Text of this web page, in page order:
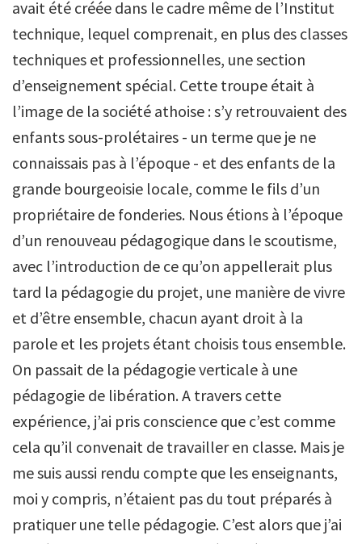
avait été créée dans le cadre même de l’Institut
technique, lequel comprenait, en plus des classes
techniques et professionnelles, une section
d’enseignement spécial. Cette troupe était à
l’image de la société athoise : s’y retrouvaient des
enfants sous-prolétaires - un terme que je ne
connaissais pas à l’époque - et des enfants de la
grande bourgeoisie locale, comme le fils d’un
propriétaire de fonderies. Nous étions à l’époque
d’un renouveau pédagogique dans le scoutisme,
avec l’introduction de ce qu’on appellerait plus
tard la pédagogie du projet, une manière de vivre
et d’être ensemble, chacun ayant droit à la
parole et les projets étant choisis tous ensemble.
On passait de la pédagogie verticale à une
pédagogie de libération. A travers cette
expérience, j’ai pris conscience que c’est comme
cela qu’il convenait de travailler en classe. Mais je
me suis aussi rendu compte que les enseignants,
moi y compris, n’étaient pas du tout préparés à
pratiquer une telle pédagogie. C’est alors que j’ai